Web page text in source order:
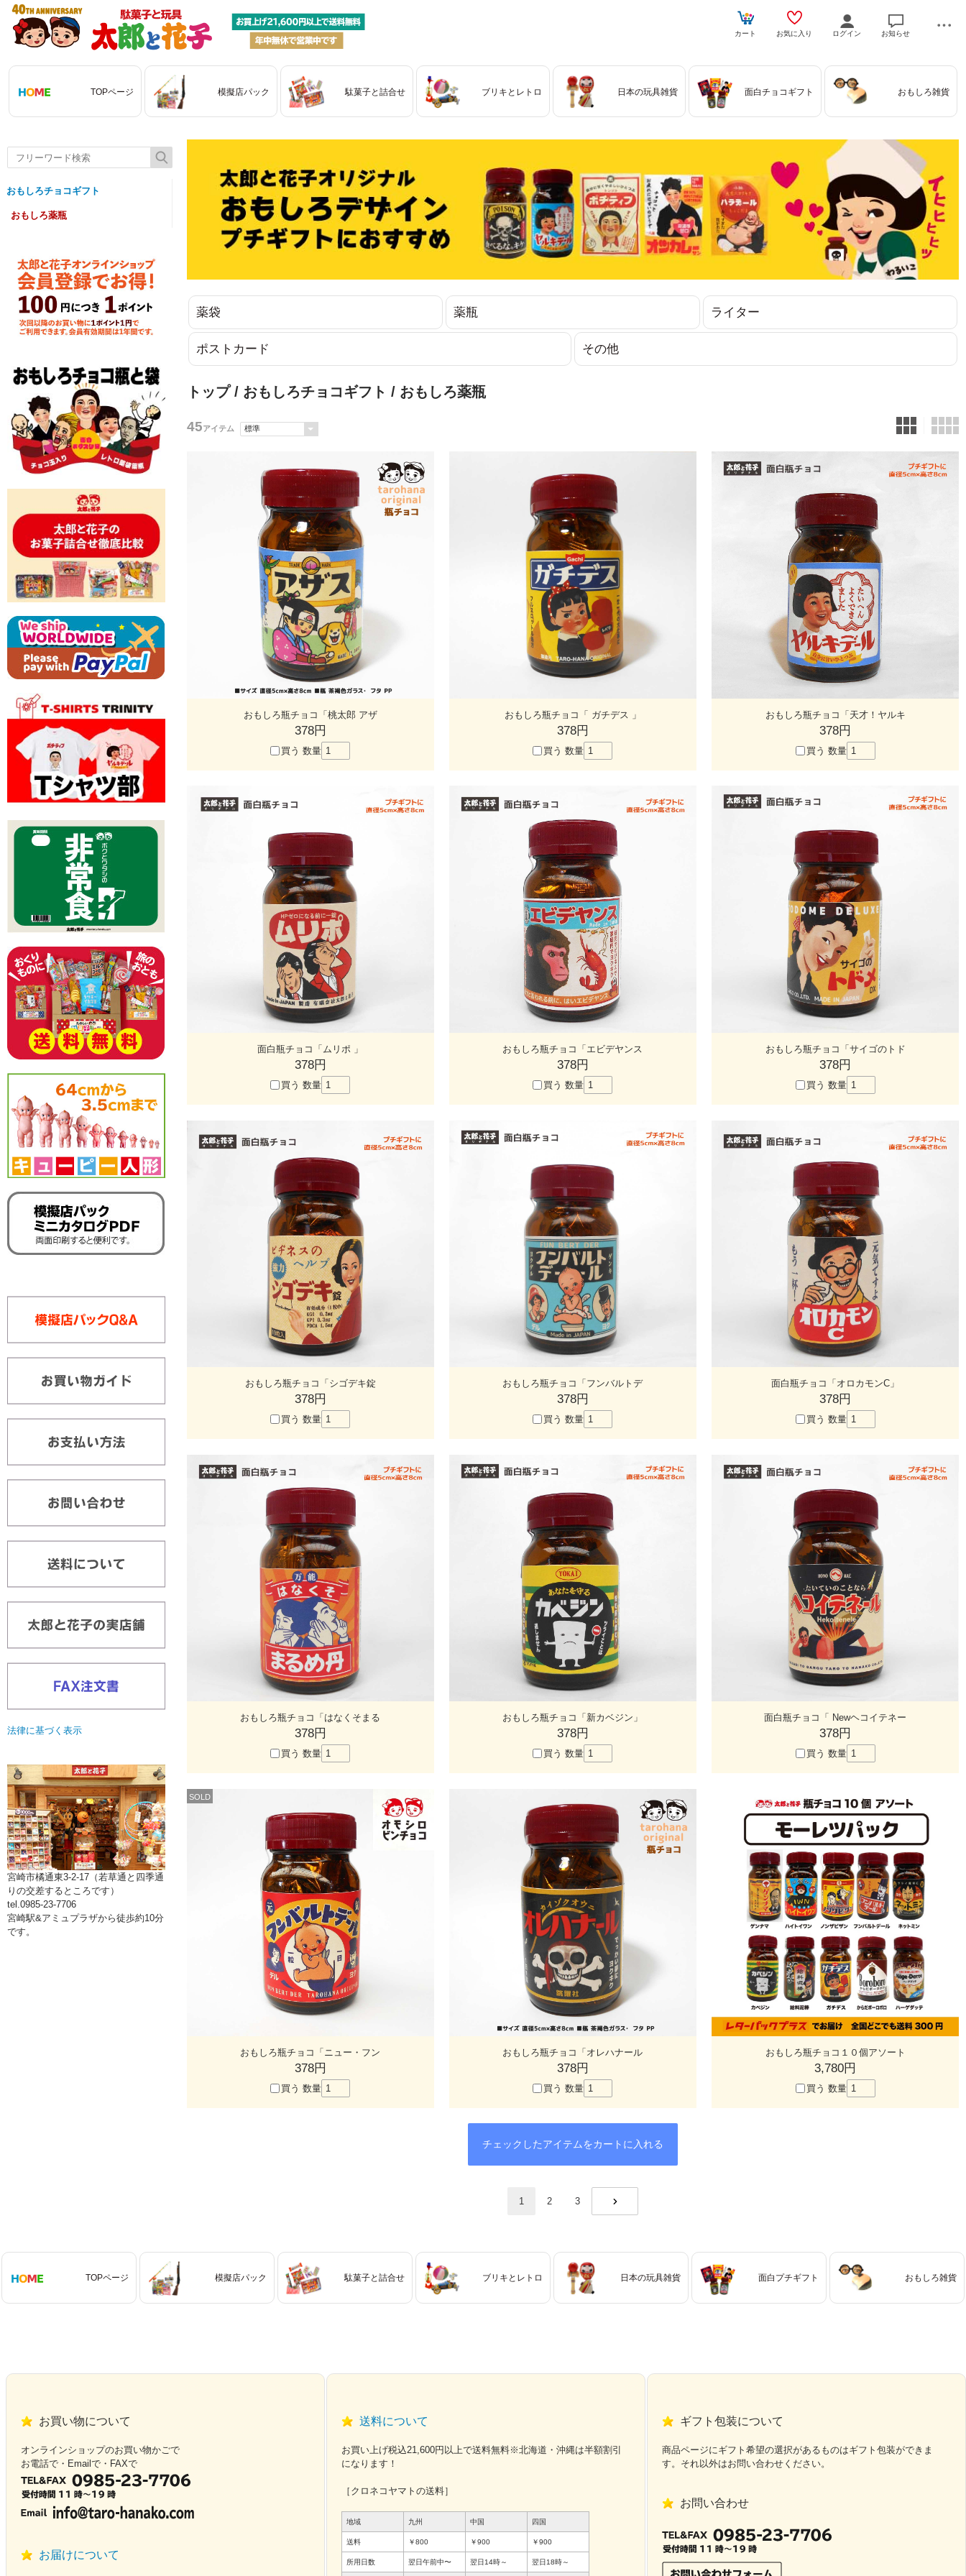
カート お気に入り ログイン お知らせ
TOPページ 模擬店パック 駄菓子と詰合せ ブリキとレトロ 日本の玩具雑貨 面白チョコギフト おもしろ雑貨
おもしろチョコギフト
おもしろ薬瓶
法律に基づく表示
宮崎市橘通東3-2-17（若草通と四季通
りの交差するところです）
tel.0985-23-7706
宮崎駅&アミュプラザから徒歩約10分
です。
薬袋 薬瓶 ライター
ポストカード その他
トップ/ おもしろチョコギフト / おもしろ薬瓶
45アイテム
おもしろ瓶チョコ「桃太郎 アザ
378円
買う 数量
おもしろ瓶チョコ「 ガチデス 」
378円
買う 数量
おもしろ瓶チョコ「天才！ヤルキ
378円
買う 数量
面白瓶チョコ「ムリポ 」
378円
買う 数量
おもしろ瓶チョコ「エビデヤンス
378円
買う 数量
おもしろ瓶チョコ「サイゴのトド
378円
買う 数量
おもしろ瓶チョコ「シゴデキ錠
378円
買う 数量
おもしろ瓶チョコ「フンバルトデ
378円
買う 数量
面白瓶チョコ「オロカモンC」
378円
買う 数量
おもしろ瓶チョコ「はなくそまる
378円
買う 数量
おもしろ瓶チョコ「新カベジン」
378円
買う 数量
面白瓶チョコ「 Newヘコイテネー
378円
買う 数量
SOLD
おもしろ瓶チョコ「ニュー・フン
378円
買う 数量
おもしろ瓶チョコ「オレハナール
378円
買う 数量
おもしろ瓶チョコ１０個アソート
3,780円
買う 数量
1 2
3
TOPページ 模擬店パック 駄菓子と詰合せ ブリキとレトロ 日本の玩具雑貨 面白プチギフト おもしろ雑貨
お買い物について
オンラインショップのお買い物かごで
お電話で・Emailで・FAXで
お届けについて
送料について
お買い上げ税込21,600円以上で送料無料※北海道・沖縄は半額割引
になります！
［クロネコヤマトの送料］
地域 九州 中国 四国
送料 ￥800 ￥900 ￥900
所用日数 翌日午前中〜 翌日14時～ 翌日18時～
ギフト包装について
商品ページにギフト希望の選択があるものはギフト包装ができま
す。それ以外はお問い合わせください。
お問い合わせ